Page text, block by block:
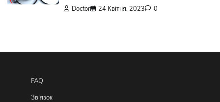
Doctor 24 Квітня, 2023 0
FAQ
Зв’язок